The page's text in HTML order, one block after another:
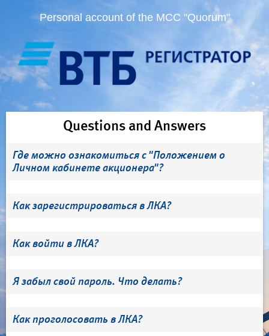
Personal account of the MCC "Quorum"
Questions and Answers
Где можно ознакомиться с "Положением о
Личном кабинете акционера"?
Как зарегистрироваться в ЛКА?
Как войти в ЛКА?
Я забыл свой пароль. Что делать?
Как проголосовать в ЛКА?